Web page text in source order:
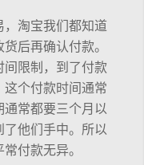
淘宝我们都知道
后再确认付款。
限制，到了付款
个付款时间通常
常都要三个月以
他们手中。所以
付款无异。